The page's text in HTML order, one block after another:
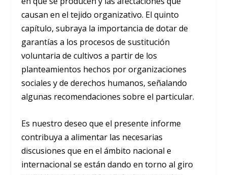
causan en el tejido organizativo. El quinto
capítulo, subraya la importancia de dotar de
garantías a los procesos de sustitución
voluntaria de cultivos a partir de los
planteamientos hechos por organizaciones
sociales y de derechos humanos, señalando
algunas recomendaciones sobre el particular.
Es nuestro deseo que el presente informe
contribuya a alimentar las necesarias
discusiones que en el ámbito nacional e
internacional se están dando en torno al giro